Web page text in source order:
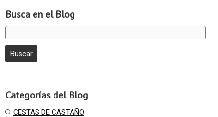
Busca en el Blog
Categorías del Blog
CESTAS DE CASTAÑO